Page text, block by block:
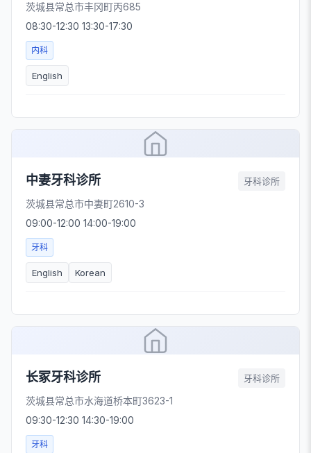
茨城县常总市丰冈町丙685
08:30-12:30 13:30-17:30
内科
English
中妻牙科诊所 牙科诊所
茨城县常总市中妻町2610-3
09:00-12:00 14:00-19:00
牙科
English Korean
长冢牙科诊所 牙科诊所
茨城县常总市水海道桥本町3623-1
09:30-12:30 14:30-19:00
牙科